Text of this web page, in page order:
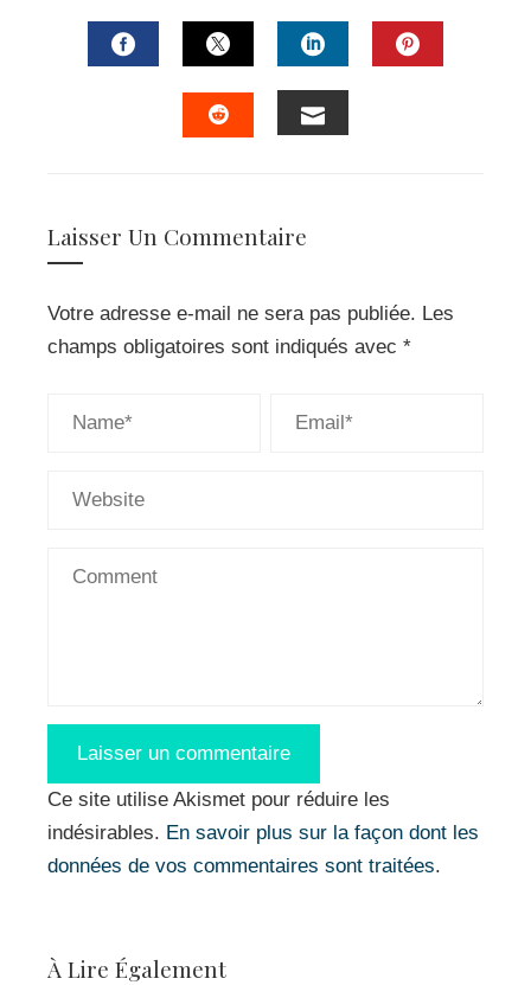
FACEBOOKTWITTERLINKEDIN
Laisser Un Commentaire
Votre adresse e-mail ne sera pas publiée. Les
champs obligatoires sont indiqués avec *
Ce site utilise Akismet pour réduire les
indésirables. En savoir plus sur la façon dont les
données de vos commentaires sont traitées.
À Lire Également